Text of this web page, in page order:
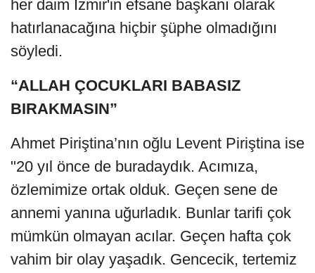
her daim İzmir'in efsane başkanı olarak
hatırlanacağına hiçbir şüphe olmadığını
söyledi.
“ALLAH ÇOCUKLARI BABASIZ
BIRAKMASIN”
Ahmet Piriştina’nın oğlu Levent Piriştina ise
"20 yıl önce de buradaydık. Acımıza,
özlemimize ortak olduk. Geçen sene de
annemi yanına uğurladık. Bunlar tarifi çok
mümkün olmayan acılar. Geçen hafta çok
vahim bir olay yaşadık. Gencecik, tertemiz